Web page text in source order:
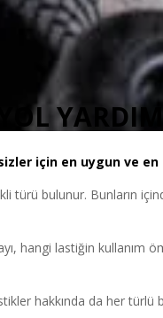
YARDIM
için en uygun ve
bulunur. Bunların
hangi lastiğin kullanım
hakkında da her türlü